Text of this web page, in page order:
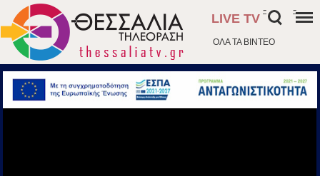
ΟΛΑ ΤΑ ΒΙΝΤΕΟ
LIVE TV
- -